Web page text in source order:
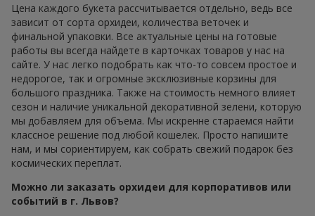
Цена каждого букета рассчитывается отдельно, ведь все
зависит от сорта орхидеи, количества веточек и
финальной упаковки. Все актуальные цены на готовые
работы вы всегда найдете в карточках товаров у нас на
сайте. У нас легко подобрать как что-то совсем простое и
недорогое, так и огромные эксклюзивные корзины для
большого праздника. Также на стоимость немного влияет
сезон и наличие уникальной декоративной зелени, которую
мы добавляем для объема. Мы искренне стараемся найти
классное решение под любой кошелек. Просто напишите
нам, и мы сориентируем, как собрать свежий подарок без
космических переплат.
Можно ли заказать орхидеи для корпоративов или
событий в г. Львов?